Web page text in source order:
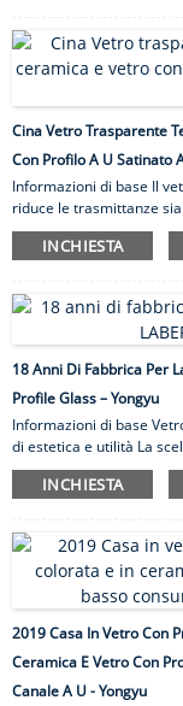
un'occhiata al nostro
accattivante, ma questo
vanta anche molte
Cina Vetro Trasparente
Con Profilo A U Satinato
Informazioni di base Il
riduce le trasmittanze
sempre un trattamento
rottura e tende a
ordinati in base alla
di vetro effettivi per una
ceramica colorate
INCHIESTA
18 Anni Di Fabbrica Per
Profile Glass – Yongyu
Informazioni di base
di estetica e utilità La
divisoria dell'ufficio non
esplorare le tue opzioni
un'occhiata al nostro
accattivante, ma questo
vanta anche molte
INCHIESTA
2019 Casa In Vetro Con
Ceramica E Vetro Con
Canale A U - Yongyu